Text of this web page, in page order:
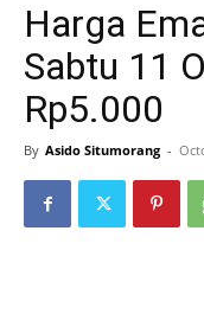
Harga
Sabtu 11
Rp5.000
By Asido Situmorang -